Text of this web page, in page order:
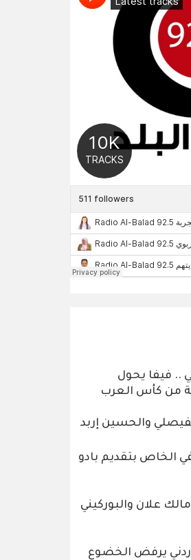
.. فيفا يحول
من كأس العرب
والحسين إربد
الخاص بتقديم بادو
علان والبوركيني
يرفض الخضوع